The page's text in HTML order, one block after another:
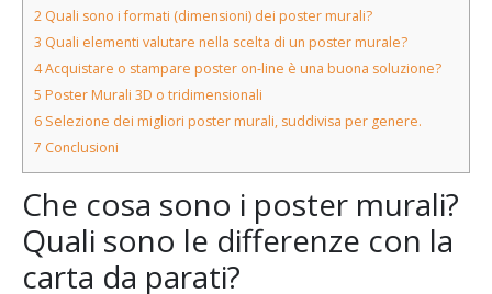
2 Quali sono i formati (dimensioni) dei poster murali?
3 Quali elementi valutare nella scelta di un poster murale?
4Acquistare o stampare poster on-line è una buona soluzione?
5 Poster Murali 3D o tridimensionali
6 Selezione dei migliori poster murali, suddivisa per genere.
7 Conclusioni
Che cosa sono i poster murali?
Quali sono le differenze con la
carta da parati?